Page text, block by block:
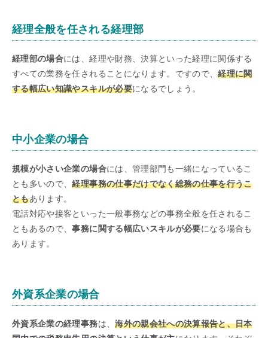
経理全般を任される経理部
経理部の場合には、経理や財務、決算といった経理に関係する
すべての業務を任されることになります。ですので、経理に関
する幅広い知識やスキルが必要になるでしょう。
中小企業の場合
規模が小さい企業の場合には、管理部門も一緒になっているこ
とも多いので、経理事務の仕事だけでなく総務の仕事を行うこ
ともあります。
電話対応や接客といった一般事務などの事務全般を任されるこ
ともあるので、事務に関する幅広いスキルが必要になる場合も
あります。
外資系企業の場合
外資系企業の経理事務は、海外の親会社への決算報告と、日本